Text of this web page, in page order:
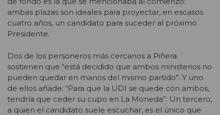
ambas plazas son ideales para proyectar, en escasos
cuatro años, un candidato para suceder al próximo
Presidente.
Dos de los personeros más cercanos a Piñera
sostienen que “está decidido que ambos ministerios no
pueden quedar en manos del mismo partido”. Y uno
de ellos añade: “Para que la UDI se quede con ambos,
tendría que ceder su cupo en La Moneda”. Un tercero,
a quien el candidato suele escuchar, es el único que